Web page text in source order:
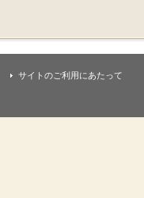
サイトのご利用にあたって